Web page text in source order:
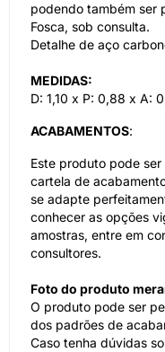
podendo também ser
Fosca, sob consulta.
Detalhe de aço
MEDIDAS:
D: 1,10 x P: 0,88 x A:
ACABAMENTOS:
Este produto pode
cartela de
se adapte
conhecer as opções
amostras, entre em
consultores.
Foto do produto
O produto pode ser
dos padrões de
Caso tenha dúvidas